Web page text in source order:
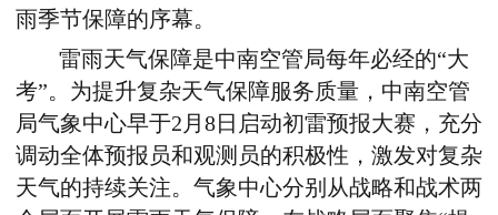
雨季节保障的序幕。
雷雨天气保障是中南空管局每年必经的“大
考”。为提升复杂天气保障服务质量，中南空管
局气象中心早于2 月 8日启动初雷预报大赛，充分
调动全体预报员和观测员的积极性，激发对复杂
天气的持续关注。气象中心分别从战略和战术两